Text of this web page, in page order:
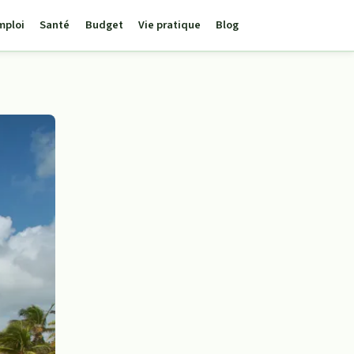
Santé Budget Vie pratique Blog